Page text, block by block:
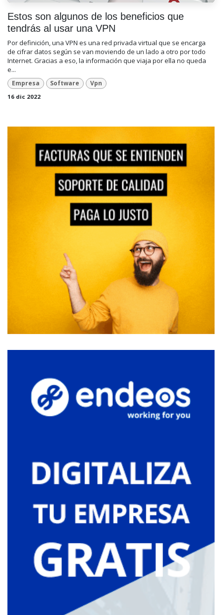
Estos son algunos de los beneficios que
tendrás al usar una VPN
Por definición, una VPN es una red privada virtual que se encarga
de cifrar datos según se van moviendo de un lado a otro por todo
Internet. Gracias a eso, la información que viaja por ella no queda
e...
Empresa Software Vpn
16 dic 2022